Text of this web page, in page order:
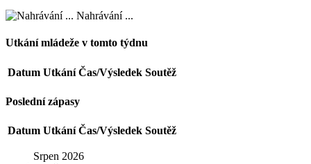
Nahrávání ...
Utkání mládeže v tomto týdnu
Datum Utkání Čas/Výsledek Soutěž
Poslední zápasy
Datum Utkání Čas/Výsledek Soutěž
Srpen 2026